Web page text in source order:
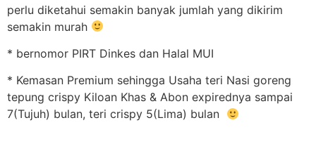
perlu diketahui semakin banyak jumlah yang dikirim
semakin murah
* bernomor PIRT Dinkes dan Halal MUI
* Kemasan Premium sehingga Usaha teri Nasi goreng
tepung crispy Kiloan Khas & Abon expirednya sampai
7(Tujuh) bulan, teri crispy 5(Lima) bulan